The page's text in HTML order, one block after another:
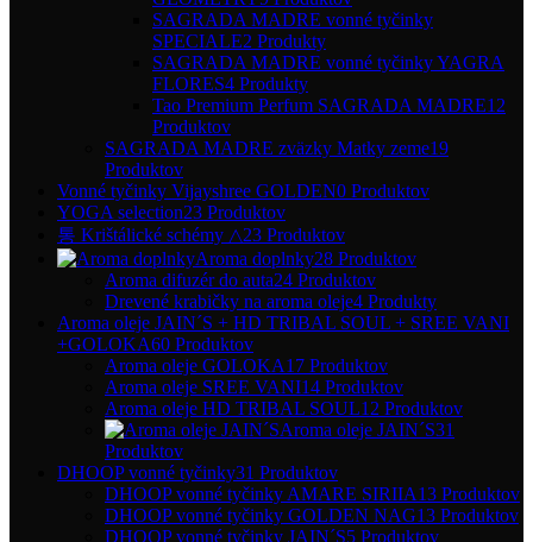
SAGRADA MADRE vonné tyčinky
SPECIALE2 Produkty
SAGRADA MADRE vonné tyčinky YAGRA
FLORES4 Produkty
Tao Premium Perfum SAGRADA MADRE12
Produktov
SAGRADA MADRE zväzky Matky zeme19
Produktov
Vonné tyčinky Vijayshree GOLDEN0 Produktov
YOGA selection23 Produktov
통 Krištálické schémy △23 Produktov
Aroma doplnky28 Produktov
Aroma difuzér do auta24 Produktov
Drevené krabičky na aroma oleje4 Produkty
Aroma oleje JAIN´S + HD TRIBAL SOUL + SREE VANI
+GOLOKA60 Produktov
Aroma oleje GOLOKA17 Produktov
Aroma oleje SREE VANI14 Produktov
Aroma oleje HD TRIBAL SOUL12 Produktov
Aroma oleje JAIN´S31
Produktov
DHOOP vonné tyčinky31 Produktov
DHOOP vonné tyčinky AMARE SIRIIA13 Produktov
DHOOP vonné tyčinky GOLDEN NAG13 Produktov
DHOOP vonné tyčinky JAIN´S5 Produktov